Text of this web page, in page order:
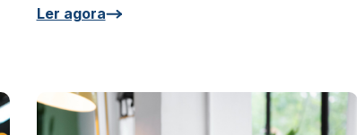
Ler agora